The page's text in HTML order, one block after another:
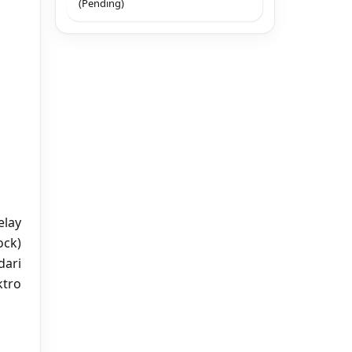
(Pending)